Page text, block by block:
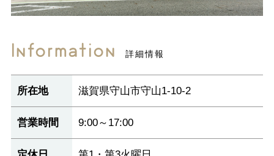
Information 詳細情報
所在地 滋賀県守山市守山1-10-2
営業時間 9:00～17:00